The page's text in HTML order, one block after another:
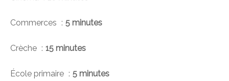
Commerces 5 minutes
Crèche 15 minutes
École primaire 5 minutes